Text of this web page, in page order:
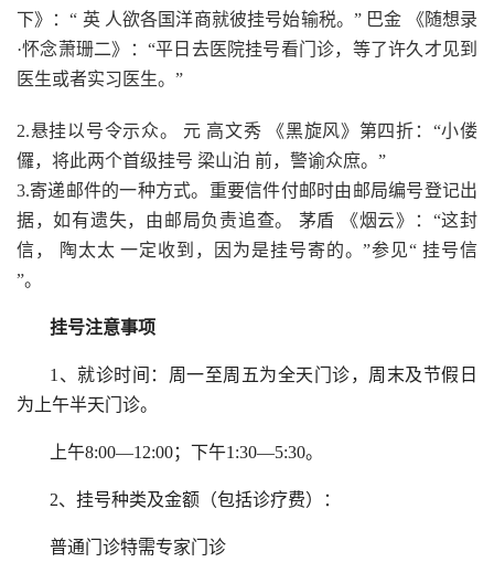
下》：“ 英 人欲各国洋商就彼挂号始输税。” 巴金 《随想录
·怀念萧珊二》：“平日去医院挂号看门诊，等了许久才见到
医生或者实习医生。”
2.悬挂以号令示众。 元 高文秀 《黑旋风》第四折：“小偻
儸，将此两个首级挂号 梁山泊 前，警谕众庶。”
3.寄递邮件的一种方式。重要信件付邮时由邮局编号登记出
据，如有遗失，由邮局负责追查。 茅盾 《烟云》：“这封
信， 陶太太 一定收到，因为是挂号寄的。”参见“ 挂号信
”。
挂号注意事项
1、就诊时间：周一至周五为全天门诊，周末及节假日
为上午半天门诊。
上午8:00—12:00；下午1:30—5:30。
2、挂号种类及金额（包括诊疗费）：
普通门诊特需专家门诊